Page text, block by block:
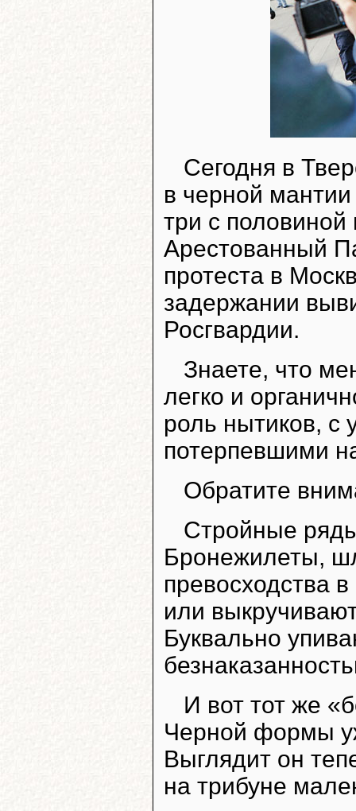
Сегодня в
в черной
три с половиной
Арестованный
протеста в
задержании
Росгвардии.
Знаете, что
легко и
роль нытиков, с
потерпевшими
Обратите
Стройные
Бронежилеты,
превосходства
или
Буквально
И вот тот же
Черной формы
Выглядит он
на трибуне